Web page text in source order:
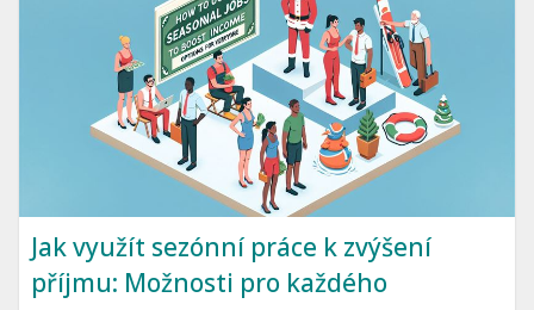
provede kroky, jak efektivně investovat do
svého vzdělání v českém kontextu.
Jak využít sezónní práce k zvýšení
příjmu: Možnosti pro každého